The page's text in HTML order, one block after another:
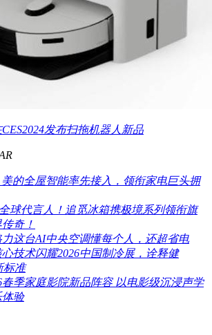
发布扫拖机器人新品
的全屋智能率先接入，领衔家电巨头拥
球代言人！追觅冰箱携极境系列领衔旗
奇！
这台AI中央空调懂每个人，还超省电
技术闪耀2026中国制冷展，诠释健
标准
春季家庭影院新品阵容 以电影级沉浸声学
体验